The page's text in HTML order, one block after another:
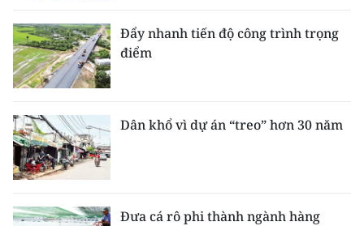
Đẩy nhanh tiến độ công trình trọng
điểm
Dân khổ vì dự án “treo” hơn 30 năm
Đưa cá rô phi thành ngành hàng